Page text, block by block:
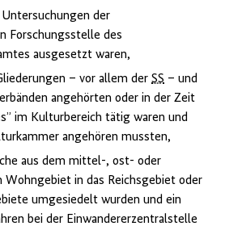
der
Forschungsstelle des
ausgesetzt waren,
– vor allem der SS – und
angehörten oder in der Zeit
im Kulturbereich tätig waren und
angehören mussten,
aus dem mittel-, ost- oder
Wohngebiet in das Reichsgebiet oder
umgesiedelt wurden und ein
bei der Einwandererzentralstelle